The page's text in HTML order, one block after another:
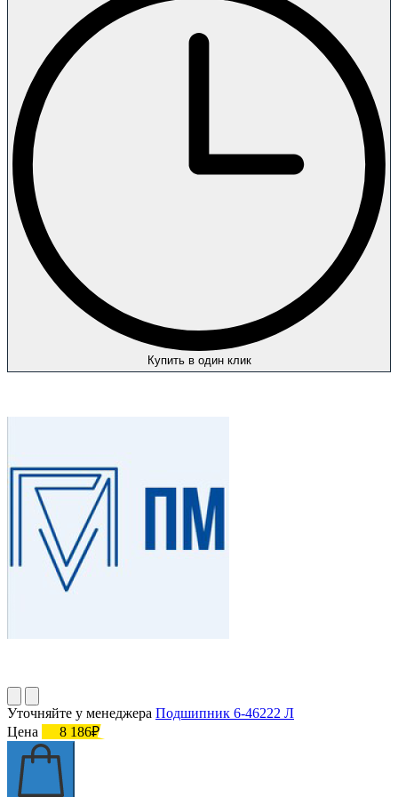
Купить в один клик
Уточняйте у менеджера Подшипник 6-46222 Л
Цена
8 186₽